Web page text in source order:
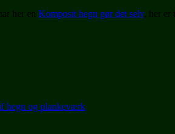
her en Komposit hegn gør det selv, her er
hegn og plankeværk